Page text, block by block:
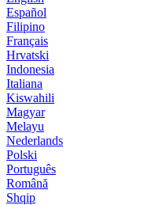
Español
Filipino
Français
Hrvatski
Indonesia
Italiana
Kiswahili
Magyar
Melayu
Nederlands
Polski
Português
Română
Shqip